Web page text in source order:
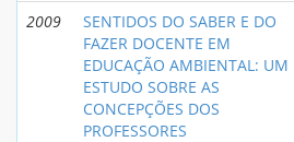
2009
SENTIDOS DO SABER E DO
FAZER DOCENTE EM
EDUCAÇÃO AMBIENTAL: UM
ESTUDO SOBRE AS
CONCEPÇÕES DOS
PROFESSORES